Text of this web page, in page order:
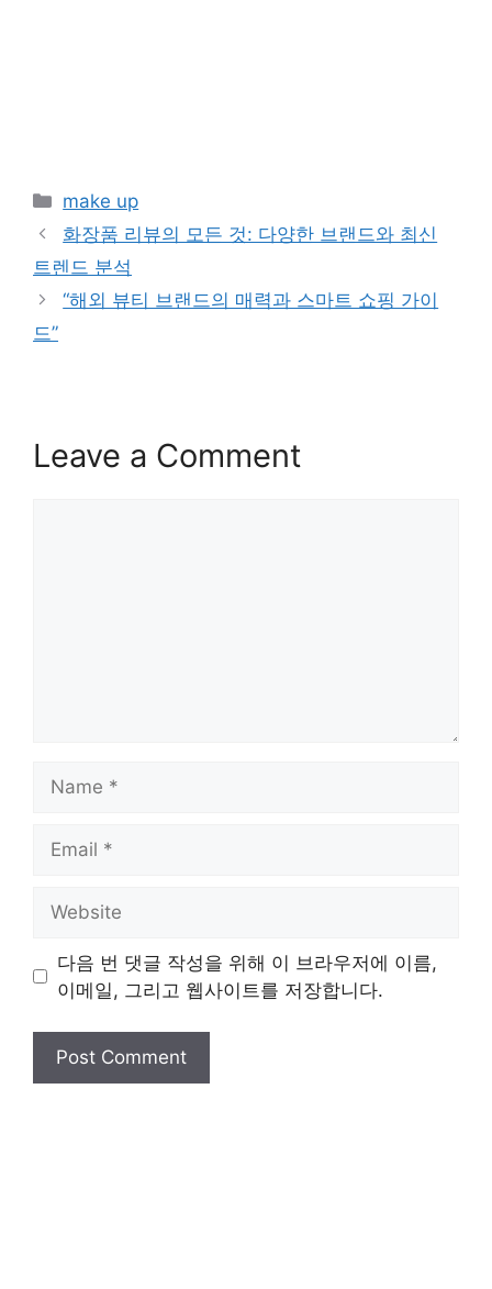
Categories
make up
화장품 리뷰의 모든 것: 다양한 브랜드와 최신
트렌드 분석
“해외 뷰티 브랜드의 매력과 스마트 쇼핑 가이
드”
Leave a Comment
다음 번 댓글 작성을 위해 이 브라우저에 이름,
이메일, 그리고 웹사이트를 저장합니다.